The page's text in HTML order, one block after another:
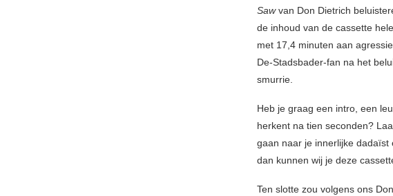
Sawvan Don Dietrich
de inhoud van de cassette
met 17,4 minuten aan
De-Stadsbader-fan na het
smurrie.
Heb je graag een intro, een
herkent na tien seconden?
gaan naar je innerlijke dadaïst
dan kunnen wij je deze
Ten slotte zou volgens ons